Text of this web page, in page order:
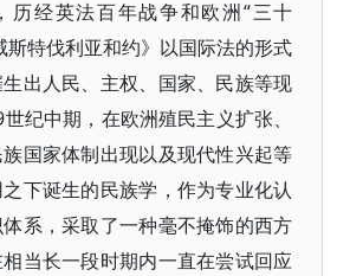
历经英法百年战争和欧洲“三十
斯特伐利亚和约》以国际法的形式
出人民、主权、国家、民族等现
纪中期，在欧洲殖民主义扩张、
国家体制出现以及现代性兴起等
下诞生的民族学，作为专业化认
系，采取了一种毫不掩饰的西方
当长一段时期内一直在尝试回应